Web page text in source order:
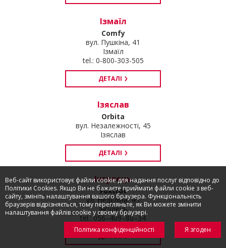
Ізмаїл
Comfy
вул. Пушкіна, 41
Ізмаїл
tel.: 0-800-303-505
ДЕТАЛІ
Ізяслав
Orbita
вул. Незалежності, 45
Ізяслав
ДЕТАЛІ
Інгулець
Foxtrot
ул. Недєліна, 43
Інгулець
tel.: 056–409–80–34
ДЕТАЛІ
Веб-сайт використовує файли cookie для надання послуг відповідно до
Політики Cookies. Якщо Ви не бажаєте приймати файли cookie з веб-
сайту, змініть налаштування вашого браузера. Функціональність
браузерів відрізняється, тому перегляньте, як Ви можете змінити
налаштування файлів cookie у своєму браузері.
Я згоден
Політика конфіденційності